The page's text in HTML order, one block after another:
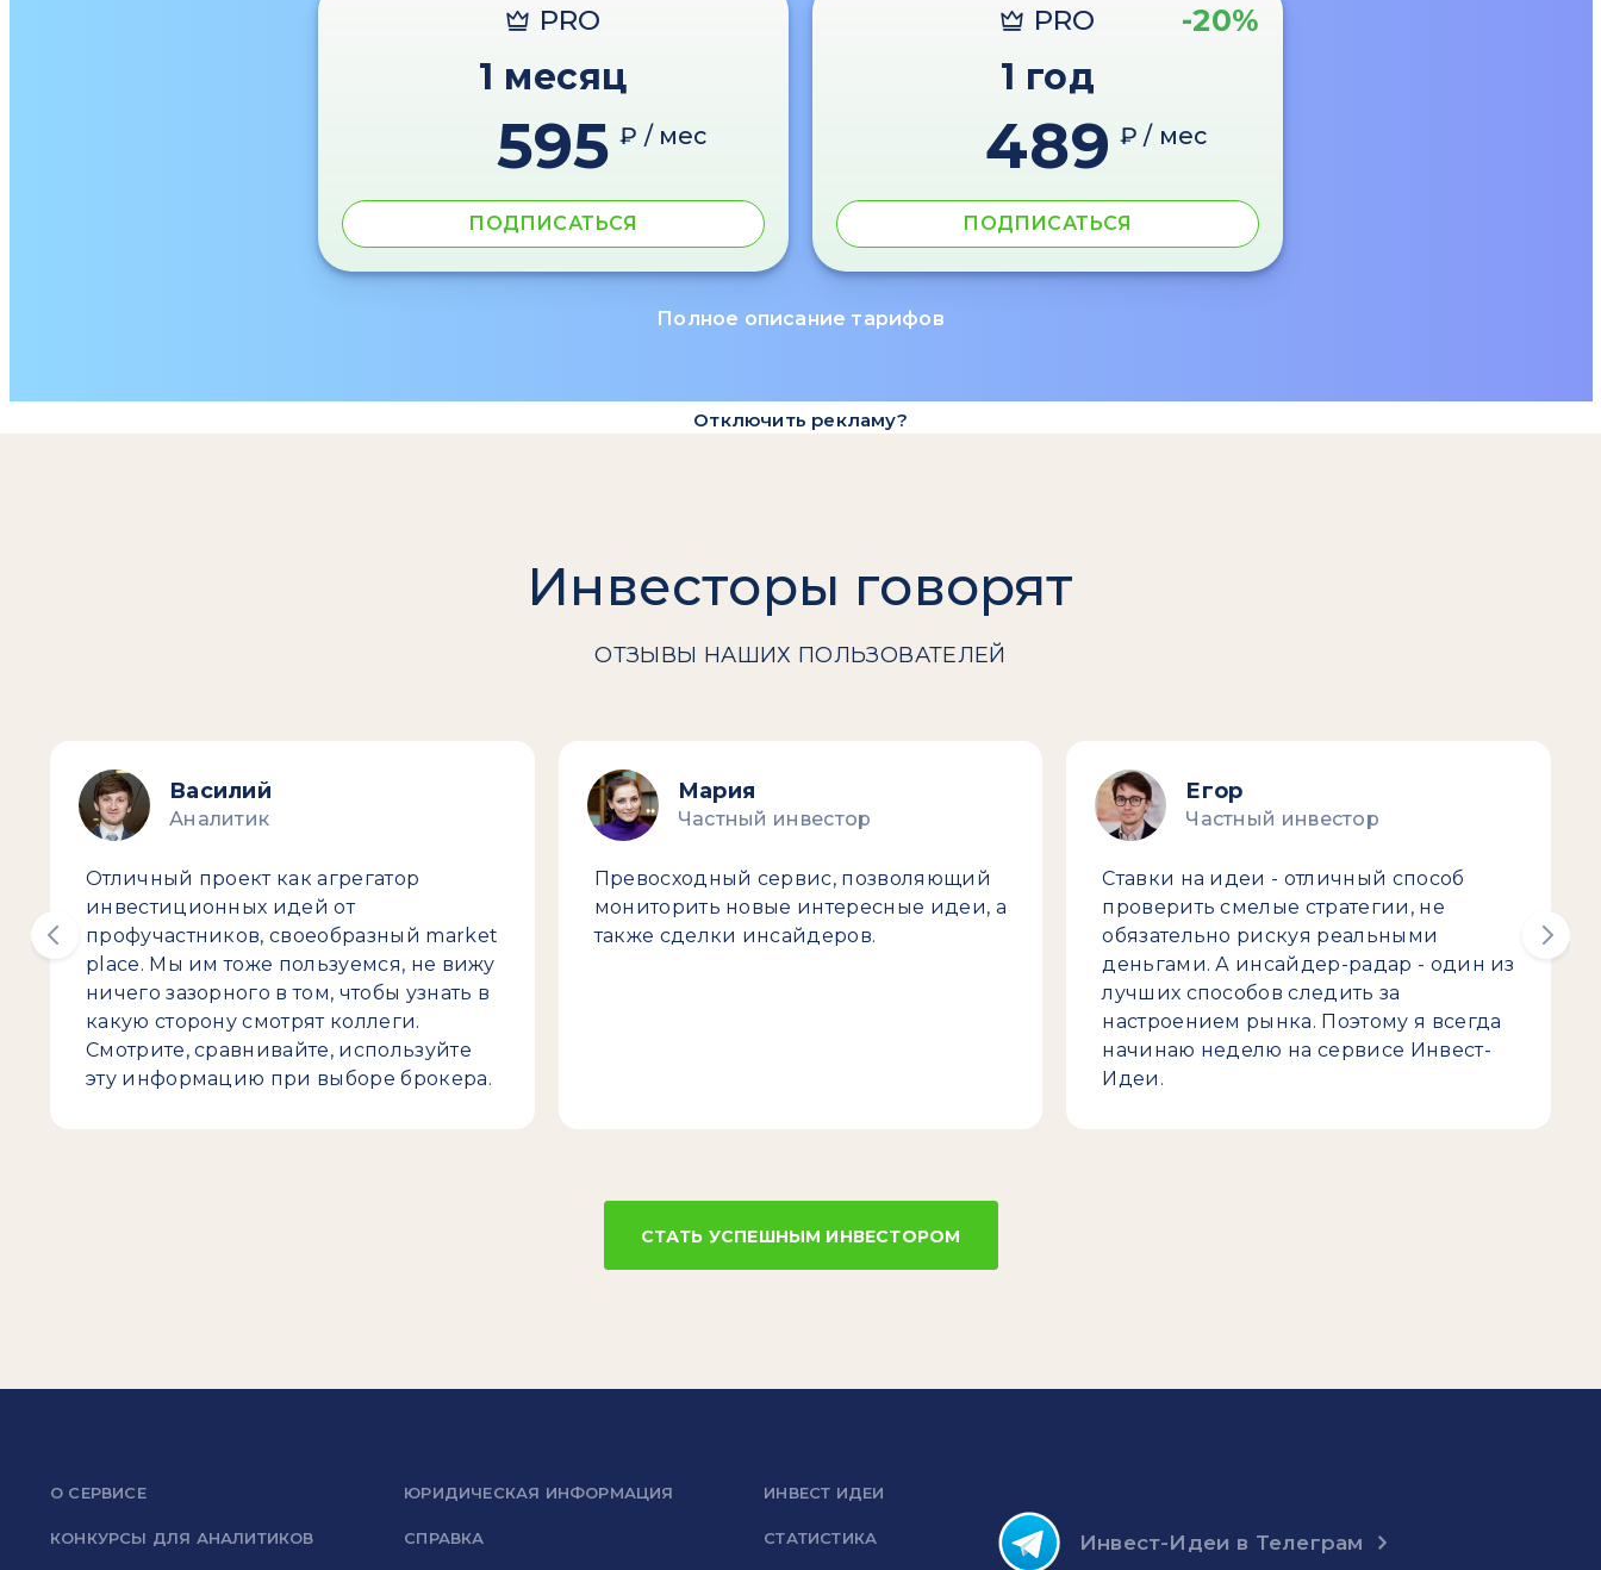
PRO
1 месяц
595 ₽ / мес
ПОДПИСАТЬСЯ
PRO -20%
1 год
489 ₽ / мес
ПОДПИСАТЬСЯ
Полное описание тарифов
Отключить рекламу?
Инвесторы говорят
ОТЗЫВЫ НАШИХ ПОЛЬЗОВАТЕЛЕЙ
Василий
Аналитик
Отличный проект как агрегатор
инвестиционных идей от
профучастников, своеобразный market
place. Мы им тоже пользуемся, не вижу
ничего зазорного в том, чтобы узнать в
какую сторону смотрят коллеги.
Смотрите, сравнивайте, используйте
эту информацию при выборе брокера.
Мария
Частный инвестор
Превосходный сервис, позволяющий
мониторить новые интересные идеи, а
также сделки инсайдеров.
Егор
Частный инвестор
Ставки на идеи - отличный способ
проверить смелые стратегии, не
обязательно рискуя реальными
деньгами. А инсайдер-радар - один из
лучших способов следить за
настроением рынка. Поэтому я всегда
начинаю неделю на сервисе Инвест-
Идеи.
СТАТЬ УСПЕШНЫМ ИНВЕСТОРОМ
Инвест-Идеи в Телеграм
О СЕРВИСЕ
КОНКУРСЫ ДЛЯ АНАЛИТИКОВ
ЮРИДИЧЕСКАЯ ИНФОРМАЦИЯ
СПРАВКА
ИНВЕСТ ИДЕИ
СТАТИСТИКА